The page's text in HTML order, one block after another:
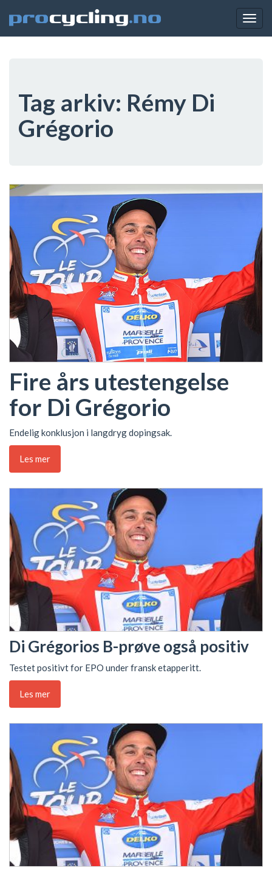
Tag arkiv: Rémy Di
Grégorio
Fire års utestengelse
for Di Grégorio
Endelig konklusjon i langdryg dopingsak.
Les mer
Di Grégorios B-prøve også positiv
Testet positivt for EPO under fransk etapperitt.
Les mer